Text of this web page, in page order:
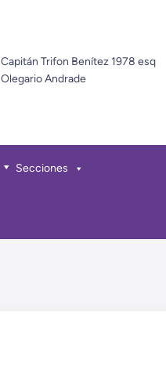
Capitán Trifon Benítez 1978 esq
Olegario Andrade
Secciones